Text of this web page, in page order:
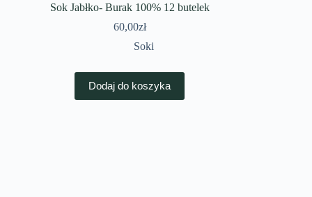
Sok Jabłko- Burak 100% 12 butelek
60,00zł
Soki
Dodaj do koszyka